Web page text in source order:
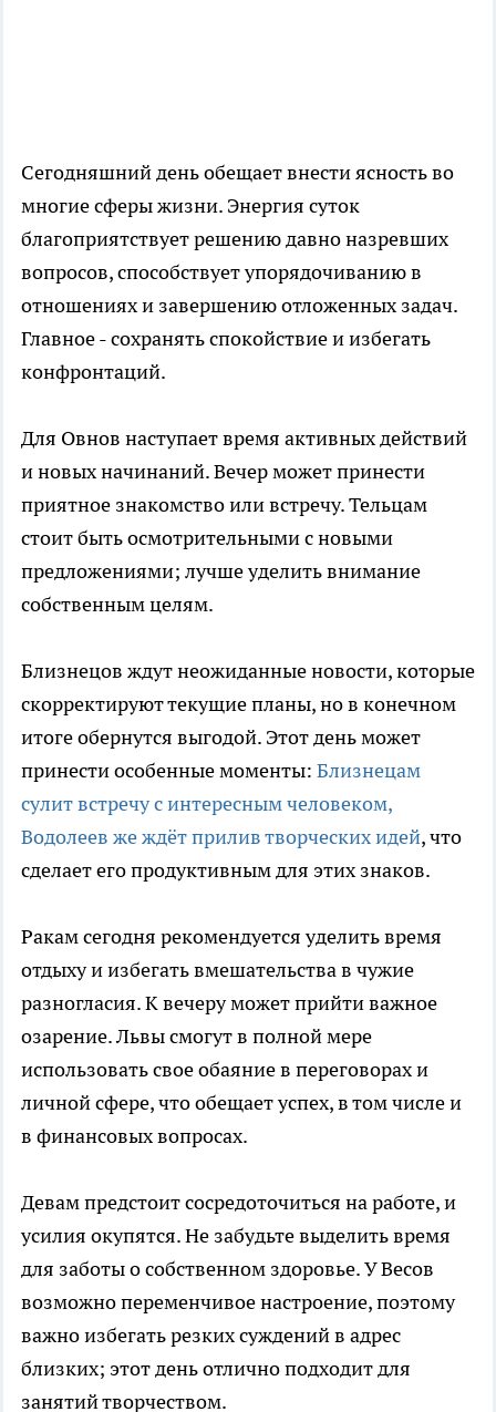
Сегодняшний день обещает внести ясность во
многие сферы жизни. Энергия суток
благоприятствует решению давно назревших
вопросов, способствует упорядочиванию в
отношениях и завершению отложенных задач.
Главное - сохранять спокойствие и избегать
конфронтаций.
Для Овнов наступает время активных действий
и новых начинаний. Вечер может принести
приятное знакомство или встречу. Тельцам
стоит быть осмотрительными с новыми
предложениями; лучше уделить внимание
собственным целям.
Близнецов ждут неожиданные новости, которые
скорректируют текущие планы, но в конечном
итоге обернутся выгодой. Этот день может
принести особенные моменты: Близнецам
сулит встречу с интересным человеком,
Водолеев же ждёт прилив творческих идей, что
сделает его продуктивным для этих знаков.
Ракам сегодня рекомендуется уделить время
отдыху и избегать вмешательства в чужие
разногласия. К вечеру может прийти важное
озарение. Львы смогут в полной мере
использовать свое обаяние в переговорах и
личной сфере, что обещает успех, в том числе и
в финансовых вопросах.
Девам предстоит сосредоточиться на работе, и
усилия окупятся. Не забудьте выделить время
для заботы о собственном здоровье. У Весов
возможно переменчивое настроение, поэтому
важно избегать резких суждений в адрес
близких; этот день отлично подходит для
занятий творчеством.